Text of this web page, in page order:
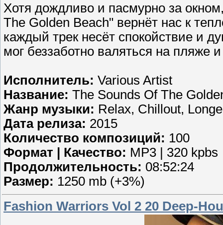
Хотя дождливо и пасмурно за
The Golden Beach" вернёт нас к
каждый трек несёт спокойствие и
мог беззаботно валяться на пляже
Исполнитель: Various Artist
Название: The Sounds Of The
Жанр музыки: Relax, Chillout, Longe
Дата релиза: 2015
Количество композиций: 100
Формат | Качество: MP3 | 320 kpbs
Продолжительность: 08:52:24
Размер: 1250 mb (+3%)
Fashion Warriors Vol 2 20 Deep-